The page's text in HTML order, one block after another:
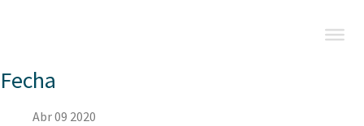
Fecha
Abr 09 2020